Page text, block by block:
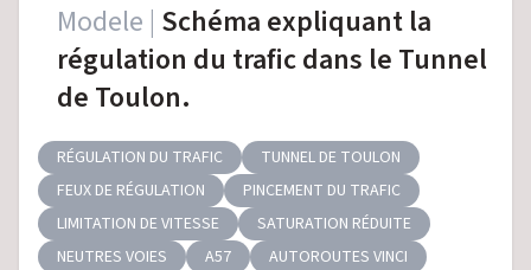
Modele | Schéma expliquant la
régulation du trafic dans le Tunnel
de Toulon.
RÉGULATION DU TRAFIC
TUNNEL DE TOULON
FEUX DE RÉGULATION
PINCEMENT DU TRAFIC
LIMITATION DE VITESSE
SATURATION RÉDUITE
NEUTRES VOIES
A57
AUTOROUTES VINCI